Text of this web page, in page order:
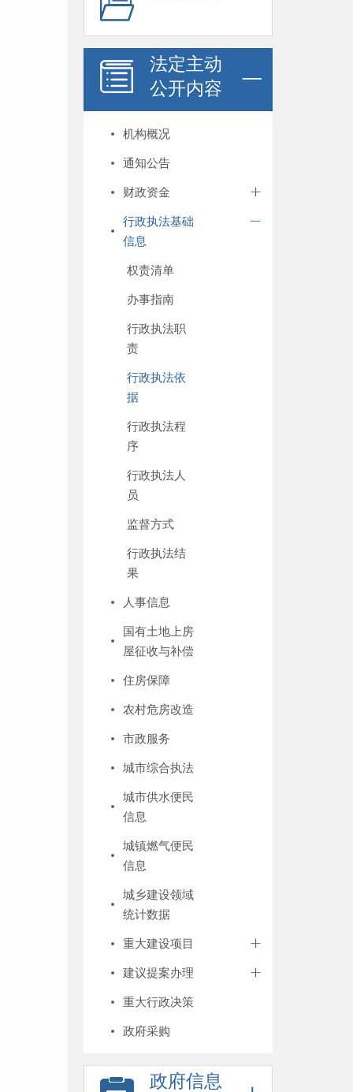
法定主动
公开内容
机构概况
通知公告
财政资金
行政执法基础
信息
权责清单
办事指南
行政执法职
责
行政执法依
据
行政执法程
序
行政执法人
员
监督方式
行政执法结
果
人事信息
国有土地上房
屋征收与补偿
住房保障
农村危房改造
市政服务
城市综合执法
城市供水便民
信息
城镇燃气便民
信息
城乡建设领域
统计数据
重大建设项目
建议提案办理
重大行政决策
政府采购
政府信息